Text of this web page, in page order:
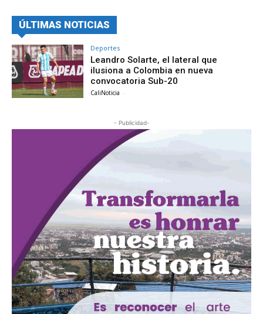
ÚLTIMAS NOTICIAS
Deportes
Leandro Solarte, el lateral que
ilusiona a Colombia en nueva
convocatoria Sub-20
CaliNoticia -
- Publicidad-